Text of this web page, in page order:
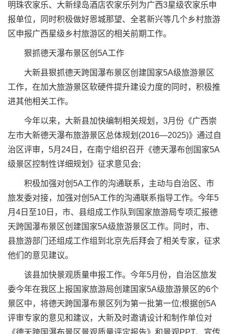
明珠农家乐、大新绿岛酒店农家乐列为广西3星级农家乐申
报单位，同时积极做好恩城那望、全茗新兴等几个乡村旅游
区申报广西星级乡村旅游区的相关前期工作。
狠抓德天瀑布景区创5A工作
大新县狠抓德天跨国瀑布景区创建国家5A级旅游景区
工作，在加大旅游景区软硬件提升建设力度的同时，积极推
进其他相关工作。
今年以来，大新县加快编制相关规划，3月份《广西崇
左市大新德天瀑布旅游景区总体规划(2016—2025)》通过自
治区评审，5月24日，在南宁组织召开《德天瀑布创国家5A
级景区控制性详细规划》征求意见会;
积极加强对创5A工作的沟通联系，主动与自治区、市
旅发委对接，加强对创5A工作的沟通联系指导工作。今年5
月4日至10日，市、县组成工作队到国家旅游局专项汇报德
天跨国瀑布景区创建国家5A级旅游景区工作。同时，市、
县旅游部门还组成工作组到北京先后拜会了相关专家，征求
他们的意见建议。
该县加快景观质量申报工作。今年5月份，自治区旅发
委今年在我区上报国家旅游局创建国家5A级旅游景区的6个
景区中，将德天跨国瀑布景区列为第一批第一位;根据创5A
评审专家的意见和建议，大新及时邀请设计和制作单位对
《德天跨国瀑布景区景观质量评定报告》和景观PPT、宣传